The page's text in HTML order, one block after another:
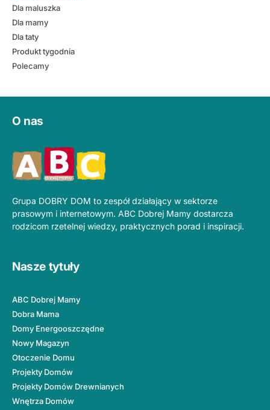
Dla maluszka
Dla mamy
Dla taty
Produkt tygodnia
Polecamy
O nas
Grupa DOBRY DOM to zespół działający w sektorze
prasowym i internetowym. ABC Dobrej Mamy dostarcza
rodzicom rzetelnej wiedzy, praktycznych porad i inspiracji.
Nasze tytuły
ABC Dobrej Mamy
Dobra Mama
Domy Energooszczędne
Nowy Magazyn
Otoczenie Domu
Projekty Domów
Projekty Domów Drewnianych
Wnętrza Domów